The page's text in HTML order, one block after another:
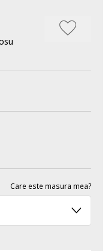
Care este masura mea?